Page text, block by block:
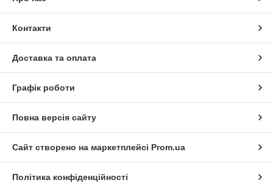
Контакти
Доставка та оплата
Графік роботи
Повна версія сайту
Сайт створено на маркетплейсі Prom.ua
Політика конфіденційності